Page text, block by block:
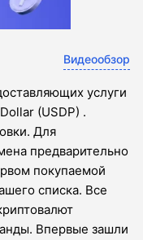
Видеообзор
услуги
(USDP) .
Для
предварительно
покупаемой
списка. Все
Впервые зашли